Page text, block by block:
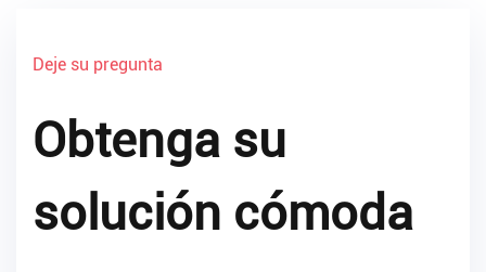
Deje su pregunta
Obtenga su
solución cómoda